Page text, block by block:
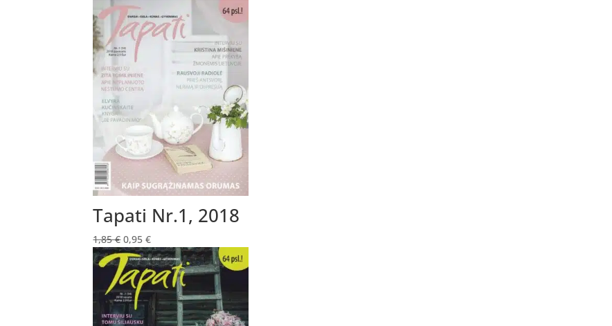
Tapati Nr.1, 2018
1,85€Original
price
was:
1,85 €.
0,95€Current
price
is:
0,95 €.